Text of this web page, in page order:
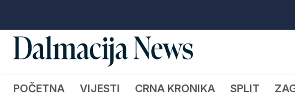
POČETNA VIJESTI CRNA KRONIKA SPLIT